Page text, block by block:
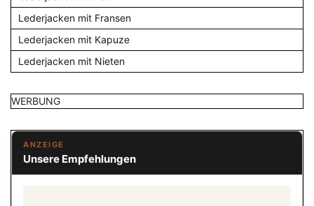
Lederjacken mit Fransen
Lederjacken mit Kapuze
Lederjacken mit Nieten
WERBUNG
ANZEIGE
Unsere Empfehlungen